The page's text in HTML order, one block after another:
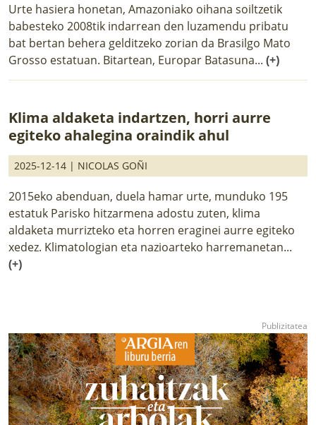
Urte hasiera honetan, Amazoniako oihana soiltzetik
babesteko 2008tik indarrean den luzamendu pribatu
bat bertan behera gelditzeko zorian da Brasilgo Mato
Grosso estatuan. Bitartean, Europar Batasuna... (+)
Klima aldaketa indartzen, horri aurre
egiteko ahalegina oraindik ahul
2025-12-14 | NICOLAS GOÑI
2015eko abenduan, duela hamar urte, munduko 195
estatuk Parisko hitzarmena adostu zuten, klima
aldaketa murrizteko eta horren eraginei aurre egiteko
xedez. Klimatologian eta nazioarteko harremanetan...
(+)